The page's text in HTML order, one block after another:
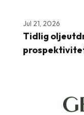
Jul 21, 2026
Tidlig